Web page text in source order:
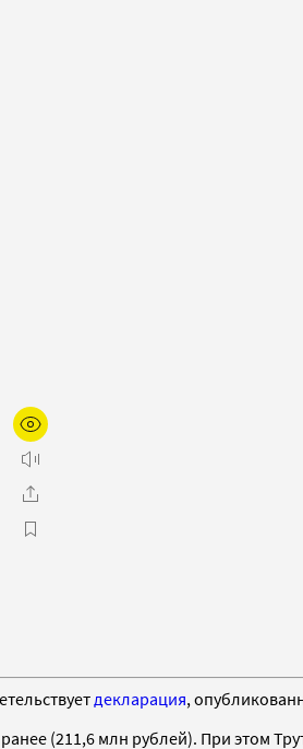
декларация,
(211,6 млн рублей). При этом